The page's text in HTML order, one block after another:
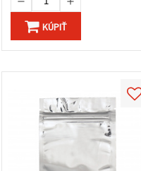
KÚPIŤ